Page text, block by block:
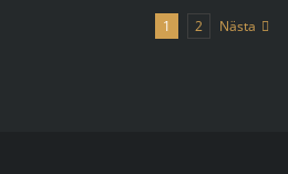
1 2 Nästa